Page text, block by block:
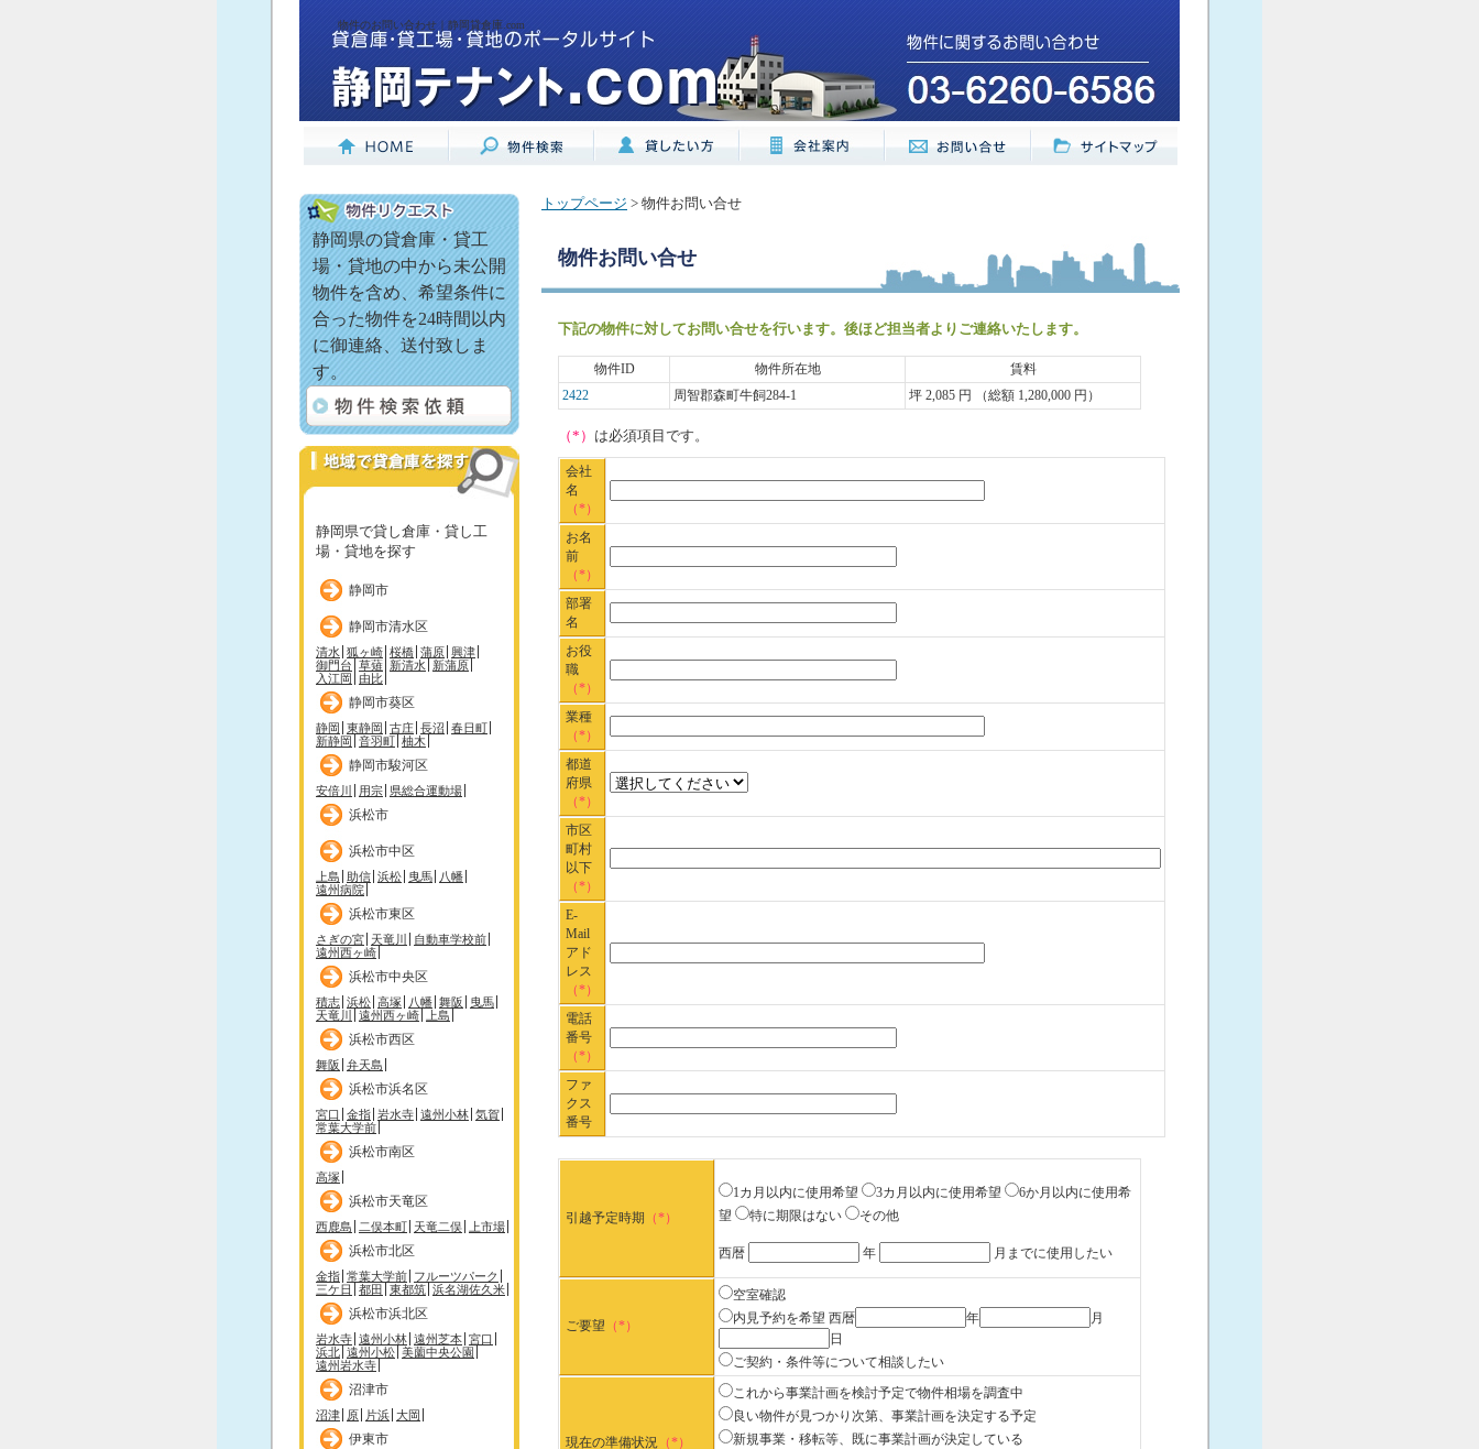
物件のお問い合わせ｜静岡貸倉庫.com
静岡県の貸倉庫・貸工
場・貸地の中から未公開
物件を含め、希望条件に
合った物件を24時間以内
に御連絡、送付致しま
す。
静岡県で貸し倉庫・貸し工
場・貸地を探す
静岡市
静岡市清水区
清水 狐ヶ崎 桜橋 蒲原 興津
御門台 草薙 新清水
新蒲原
入江岡 由比
静岡市葵区
静岡 東静岡 古庄 長沼 春日町
新静岡 音羽町 柚木
静岡市駿河区
安倍川 用宗 県総合運動場
浜松市
浜松市中区
上島 助信 浜松 曳馬
八幡
遠州病院
浜松市東区
さぎの宮 天竜川
自動車学校前
遠州西ヶ崎
浜松市中央区
積志 浜松 高塚 八幡 舞阪
曳馬
天竜川
遠州西ヶ崎 上島
浜松市西区
舞阪 弁天島
浜松市浜名区
宮口 金指 岩水寺 遠州小林 気賀
常葉大学前
浜松市南区
高塚
浜松市天竜区
西鹿島 二俣本町 天竜二俣 上市場
浜松市北区
金指 常葉大学前 フルーツパーク
三ケ日
都田 東都筑 浜名湖佐久米
浜松市浜北区
岩水寺 遠州小林 遠州芝本 宮口
浜北 遠州小松 美薗中央公園
遠州岩水寺
沼津市
沼津 原 片浜 大岡
伊東市
トップページ > 物件お問い合せ
物件お問い合せ
下記の物件に対してお問い合せを行います。後ほど担当者よりご連絡いたします。
物件ID 物件所在地
賃料
2422
周智郡森町牛飼284-1 坪 2,085 円 （総額 1,280,000 円）
（*） は必須項目です。
会社
名
（*）
お名
前
（*）
部署
名
お役
職
（*）
業種
（*）
都道
府県
（*）
市区
町村
以下
（*）
E-
Mail
アド
レス
（*）
電話
番号
（*）
ファ
クス
番号
引越予定時期 （*）
1カ月以内に使用希望 3カ月以内に使用希望
6か月以内に使用希
望
特に期限はない その他
西暦 年 月までに使用したい
ご要望 （*）
空室確認
内見予約を希望 西暦 年
月
日
ご契約・条件等について相談したい
現在の準備状況 （*）
これから事業計画を検討予定で物件相場を調査中
良い物件が見つかり次第、事業計画を決定する予定
新規事業・移転等、既に事業計画が決定している